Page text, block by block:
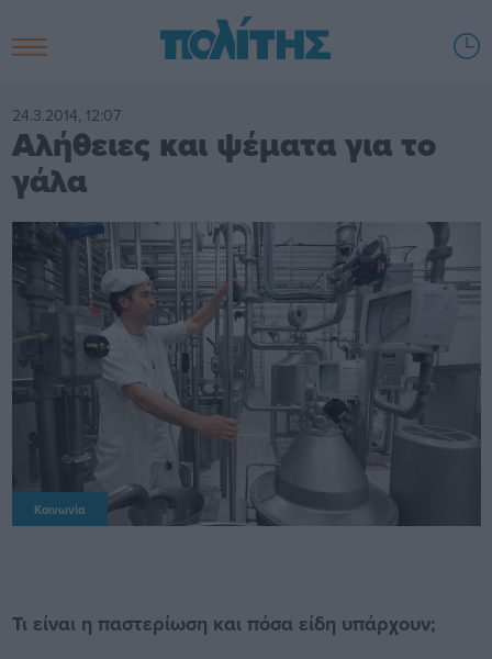
24.3.2014, 12:07
Αλήθειες και ψέματα για το
γάλα
Κοινωνία
Τι είναι η παστερίωση και πόσα είδη υπάρχουν;